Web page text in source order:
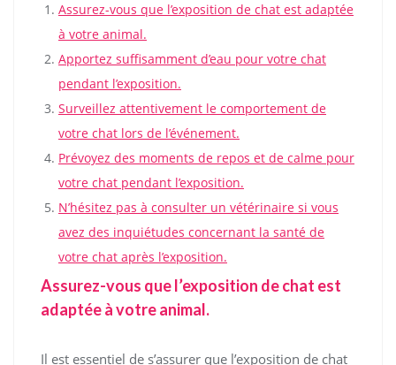
Assurez-vous que l’exposition de chat est adaptée
à votre animal.
Apportez suffisamment d’eau pour votre chat
pendant l’exposition.
Surveillez attentivement le comportement de
votre chat lors de l’événement.
Prévoyez des moments de repos et de calme pour
votre chat pendant l’exposition.
N’hésitez pas à consulter un vétérinaire si vous
avez des inquiétudes concernant la santé de
votre chat après l’exposition.
Assurez-vous que l’exposition de chat est
adaptée à votre animal.
Il est essentiel de s’assurer que l’exposition de chat